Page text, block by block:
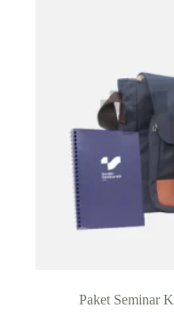
Paket Seminar